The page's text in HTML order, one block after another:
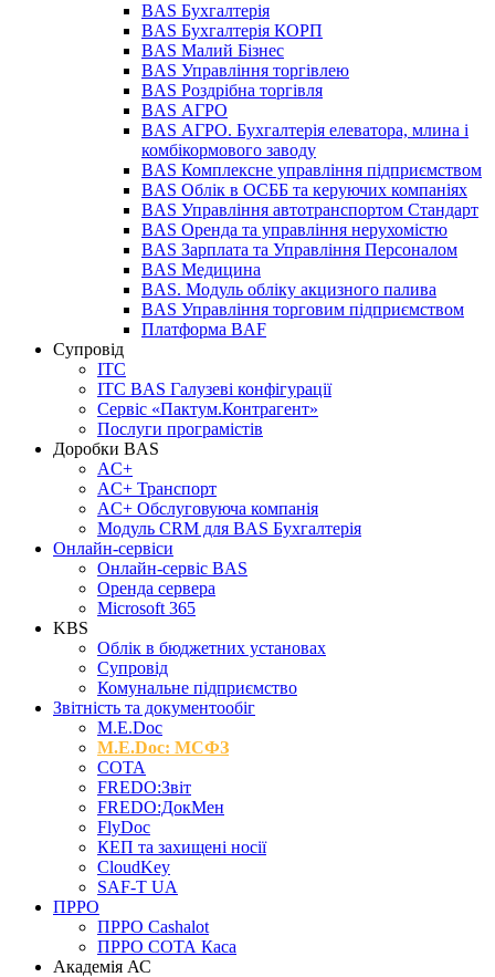
BAS Бухгалтерія
BAS Бухгалтерія КОРП
BAS Малий Бізнес
BAS Управління торгівлею
BAS Роздрібна торгівля
BAS АГРО
BAS АГРО. Бухгалтерія елеватора, млина і
комбікормового заводу
BAS Комплексне управління підприємством
BAS Облік в ОСББ та керуючих компаніях
BAS Управління автотранспортом Стандарт
BAS Оренда та управління нерухомістю
BAS Зарплата та Управління Персоналом
BAS Медицина
BAS. Модуль обліку акцизного палива
BAS Управління торговим підприємством
Платформа BAF
Супровід
ІТС
ІТС BAS Галузеві конфігурації
Сервіс «Пактум.Контрагент»
Послуги програмістів
Доробки BAS
AC+
AC+ Транспорт
AC+ Обслуговуюча компанія
Модуль CRM для BAS Бухгалтерія
Онлайн-сервіси
Онлайн-сервіс BAS
Оренда сервера
Microsoft 365
KBS
Облік в бюджетних установах
Супровід
Комунальне підприємство
Звітність та документообіг
M.Е.Doc
M.E.Doc: МСФЗ
СОТА
FREDO:Звіт
FREDO:ДокМен
FlyDoc
КЕП та захищені носії
CloudKey
SAF-T UA
ПРРО
ПРРО Cashalot
ПРРО СОТА Каса
Академія АС